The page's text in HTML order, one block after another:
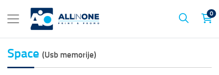
0
Space (Usb memorije)